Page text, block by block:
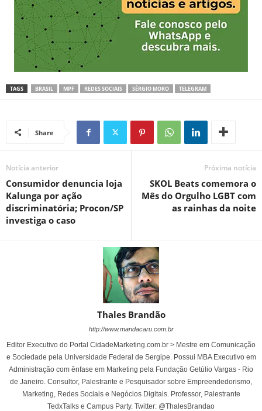
TAGS BRASIL MPF REDES SOCIAIS SÉRGIO MORO TELEGRAM
Share
Notícia anterior
Consumidor denuncia loja
Kalunga por ação
discriminatória; Procon/SP
investiga o caso
Próxima notícia
SKOL Beats comemora o
Mês do Orgulho LGBT com
as rainhas da noite
Thales Brandão
http://www.mandacaru.com.br
Editor Executivo do Portal CidadeMarketing.com.br > Mestre em Comunicação
e Sociedade pela Universidade Federal de Sergipe. Possui MBA Executivo em
Administração com ênfase em Marketing pela Fundação Getúlio Vargas - Rio
de Janeiro. Consultor, Palestrante e Pesquisador sobre Empreendedorismo,
Marketing, Redes Sociais e Negócios Digitais. Professor, Palestrante
TedxTalks e Campus Party. Twitter: @ThalesBrandao